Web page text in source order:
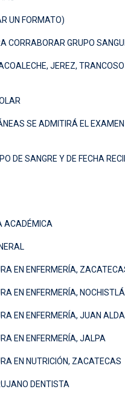
UN FORMATO)
CORRABORAR GRUPO
JEREZ,
SE ADMITIRÁ EL
DE SANGRE Y DE FECHA
ACADÉMICA
EN ENFERMERÍA,
EN ENFERMERÍA,
EN ENFERMERÍA, JUAN
EN ENFERMERÍA, JALPA
EN NUTRICIÓN, ZACATECAS
DENTISTA